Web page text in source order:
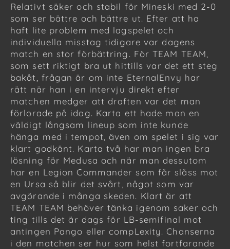
Relativt säker och stabil för Mineski med 2-0
som ser bättre och bättre ut. Efter att ha
haft lite problem med lagspelet och
individuella misstag tidigare var dagens
match en stor förbättring. För TEAM TEAM,
som sett riktigt bra ut hittills var det ett steg
bakåt, frågan är om inte EternalEnvy har
rätt när han i en intervju direkt efter
matchen medger att draften var det man
förlorade på idag. Karta ett hade man en
väldigt långsam lineup som inte kunde
hänga med i tempot, även om spelet i sig var
klart godkänt. Karta två har man ingen bra
lösning för Medusa och när man dessutom
har en Legion Commander som får slåss mot
en Ursa så blir det svårt, något som var
avgörande i många skeden. Klart är att
TEAM TEAM behöver tänka igenom saker och
ting tills det är dags för LB-semifinal mot
antingen Pango eller compLexity. Chanserna
i den matchen ser hur som helst fortfarande